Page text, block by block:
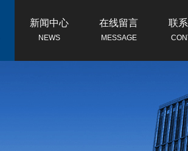
新闻中心
NEWS
在线留言
MESSAGE
联